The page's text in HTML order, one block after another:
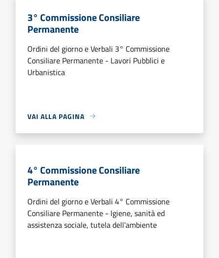
3° Commissione Consiliare
Permanente
Ordini del giorno e Verbali 3° Commissione
Consiliare Permanente - Lavori Pubblici e
Urbanistica
VAI ALLA PAGINA
4° Commissione Consiliare
Permanente
Ordini del giorno e Verbali 4° Commissione
Consiliare Permanente - Igiene, sanità ed
assistenza sociale, tutela dell’ambiente